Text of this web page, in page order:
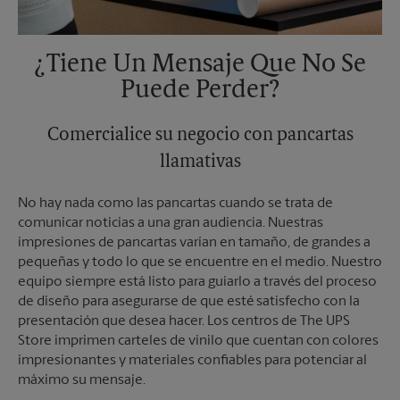
¿Tiene Un Mensaje Que No Se
Puede Perder?
Comercialice su negocio con pancartas
llamativas
No hay nada como las pancartas cuando se trata de
comunicar noticias a una gran audiencia. Nuestras
impresiones de pancartas varían en tamaño, de grandes a
pequeñas y todo lo que se encuentre en el medio. Nuestro
equipo siempre está listo para guiarlo a través del proceso
de diseño para asegurarse de que esté satisfecho con la
presentación que desea hacer. Los centros de The UPS
Store imprimen carteles de vinilo que cuentan con colores
impresionantes y materiales confiables para potenciar al
máximo su mensaje.